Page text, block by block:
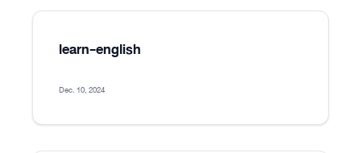
learn-english
Dec. 10, 2024